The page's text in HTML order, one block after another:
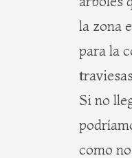
la zona
para la
Si no
como